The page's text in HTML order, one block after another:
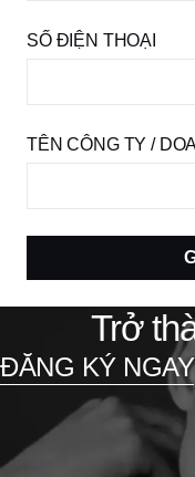
SỐ ĐIỆN THOẠI
TÊN CÔNG TY /
Trở
ĐĂNG KÝ NGAY